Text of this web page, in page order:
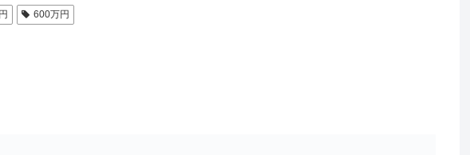
600万円